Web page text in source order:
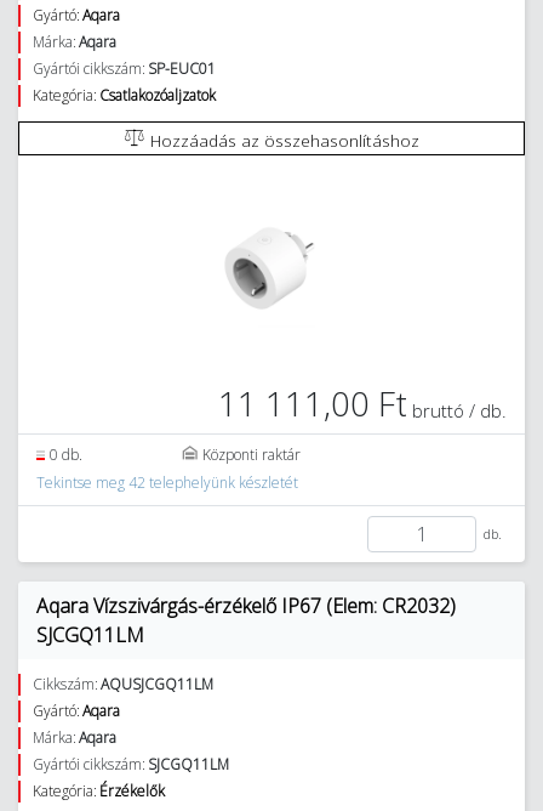
Gyártó:Aqara
Márka:Aqara
Gyártói cikkszám: SP-EUC01
Kategória: Csatlakozóaljzatok
Hozzáadás az összehasonlításhoz
11 111,00 Ft bruttó / db.
0 db.
Központi raktár
Tekintse meg 42 telephelyünk készletét
db.
Aqara Vízszivárgás-érzékelő IP67 (Elem: CR2032)
SJCGQ11LM
Cikkszám:AQUSJCGQ11LM
Gyártó:Aqara
Márka:Aqara
Gyártói cikkszám: SJCGQ11LM
Kategória: Érzékelők